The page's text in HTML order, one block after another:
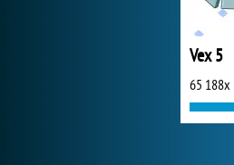
Vex 5
65 188x